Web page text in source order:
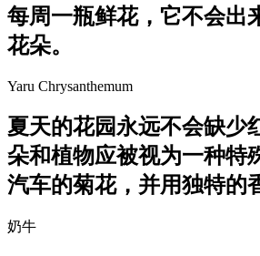
每周一瓶鲜花，它不会出
花朵。
Yaru Chrysanthemum
夏天的花园永远不会缺少
朵和植物应被视为一种特
汽车的菊花，并用独特的
奶牛